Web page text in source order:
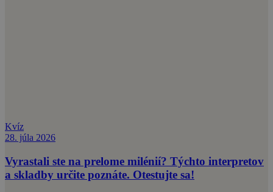
Kvíz
28. júla 2026
Vyrastali ste na prelome milénií? Týchto interpretov
a skladby určite poznáte. Otestujte sa!